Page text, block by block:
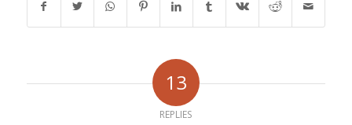
13
REPLIES